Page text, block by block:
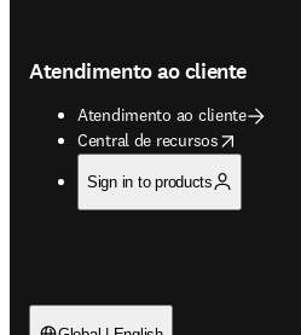
Atendimento ao cliente
Atendimento ao cliente
Central de recursos
opens in new tab/window
Sign in to products